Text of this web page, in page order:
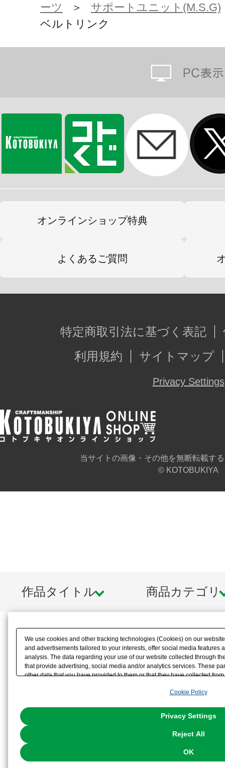
ーツ
＞ サポートユニット(M.S.G)
ベルトリンク
オンラインショップ特典
よくあるご質問
特定商取引法に基づく表記
利用規約
サイトマップ
Privacy Settings
当サイトの画像・その他を無断転載す
© KOTOBUKIYA
作品タイトル 商品カテゴリ
We use cookies and other tracking technologies (Cookies) on our
and advertisements tailored to your interests, offer social media features
analysis. The data regarding your use of our website collected through
that provide advertising, social media and/or analytics services. These
other data that you have provided to them or that they have collected
the use of all Cookies except for Strictly Necessary Cookies, please
You can change your consent or rejection settings at any time via
Cookie Policy
Privacy Settings
Reject All
OK